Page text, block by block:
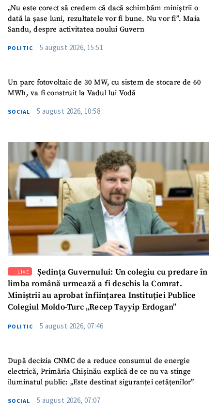
SUSȚINE
„Nu este corect să credem că dacă schimbăm miniștrii o
dată la șase luni, rezultatele vor fi bune. Nu vor fi”. Maia
Sandu, despre activitatea noului Guvern
POLITIC 5 august 2026, 15:51
Un parc fotovoltaic de 30 MW, cu sistem de stocare de 60
MWh, va fi construit la Vadul lui Vodă
SOCIAL 5 august 2026, 10:58
LIVE
Ședința Guvernului: Un colegiu cu predare în
limba română urmează a fi deschis la Comrat.
Miniștrii au aprobat înființarea Instituției Publice
Colegiul Moldo-Turc „Recep Tayyip Erdogan”
POLITIC 5 august 2026, 07:46
După decizia CNMC de a reduce consumul de energie
electrică, Primăria Chișinău explică de ce nu va stinge
iluminatul public: „Este destinat siguranței cetățenilor”
SOCIAL 5 august 2026, 07:07